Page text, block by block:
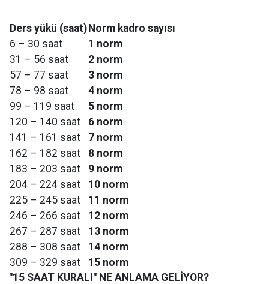
Ders yükü (saat) Norm kadro sayısı
6 – 30 saat
1 norm
31 – 56 saat
2 norm
57 – 77 saat
3 norm
78 – 98 saat
4 norm
99 – 119 saat
5 norm
120 – 140 saat
6 norm
141 – 161 saat
7 norm
162 – 182 saat
8 norm
183 – 203 saat
9 norm
204 – 224 saat
10 norm
225 – 245 saat
11 norm
246 – 266 saat
12 norm
267 – 287 saat
13 norm
288 – 308 saat
14 norm
309 – 329 saat
15 norm
"15 SAAT KURALI" NE ANLAMA GELİYOR?